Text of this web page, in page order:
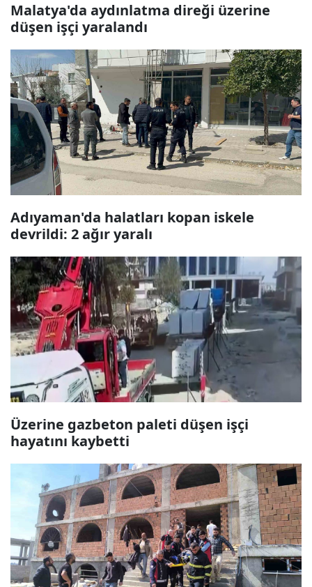
Malatya'da aydınlatma direği üzerine
düşen işçi yaralandı
Adıyaman'da halatları kopan iskele
devrildi: 2 ağır yaralı
Üzerine gazbeton paleti düşen işçi
hayatını kaybetti